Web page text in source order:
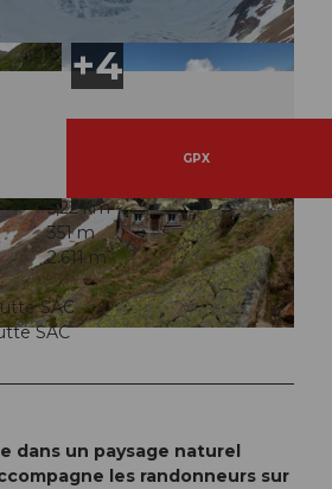
Ferie
Andermatt
© Barbara Salzmann, Ferienregion Andermatt
GPX
5,22 km
351 m
2.611 m
SAC
SAC
dans un paysage naturel
les randonneurs sur